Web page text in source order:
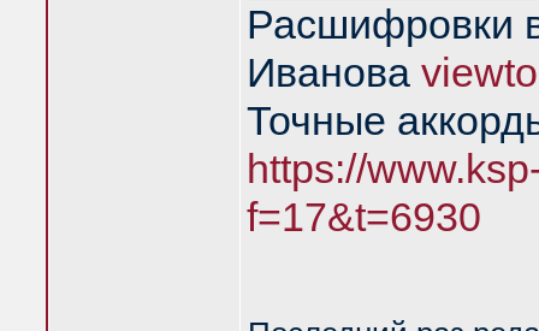
Расшифровки
Иванова
Точные
https://
f=17&t=6930